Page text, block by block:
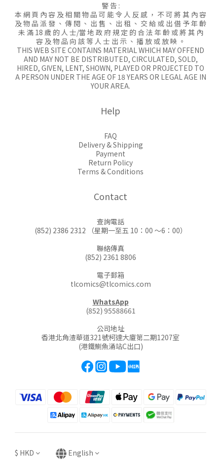
警 告 :
本 網 頁 內 容 及 相 關 物 品 可 能 令 人 反 感 ， 不 可 將 其 內 容
及 物 品 派 發 、 傳 閱 、 出 售 、 出 租 、 交 給 或 出 借 予 年 齡
未 滿 18 歲 的 人 士/當 地 政 府 規 定 的 合 法 年 齡 或 將 其 內
容 及 物 品 向 該 等 人 士 出 示 、 播 放 或 放 映 。
THIS WEB SITE CONTAINS MATERIAL WHICH MAY OFFEND
AND MAY NOT BE DISTRIBUTED, CIRCULATED, SOLD,
HIRED, GIVEN, LENT, SHOWN, PLAYED OR PROJECTED TO
A PERSON UNDER THE AGE OF 18 YEARS OR LEGAL AGE IN
YOUR AREA.
Help
FAQ
Delivery & Shipping
Payment
Return Policy
Terms & Conditions
Contact
查詢電話
(852) 2386 2312 （星期一至五 10：00 ～6：00）
聯絡傳真
(852) 2361 8806
電子郵箱
tlcomics@tlcomics.com
WhatsApp
(852) 95588661
公司地址
香港北角渣華道321號柯達大廈第二期1207室
(港鐵鰂魚涌站C出口)
$ HKD English